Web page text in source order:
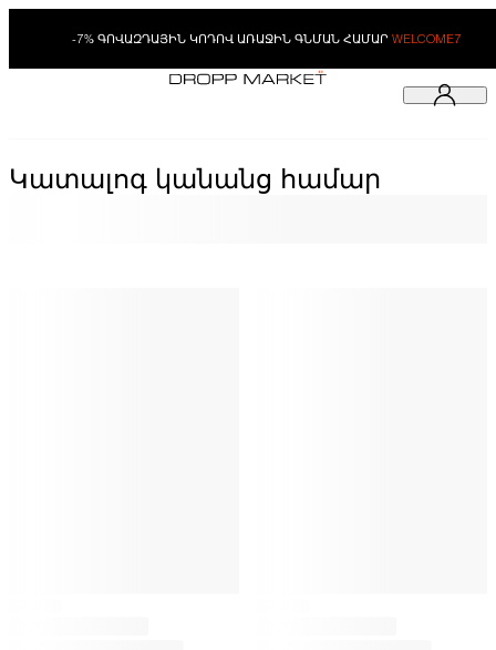
-7% ԳՈՎԱԶԴԱՅԻՆ ԿՈԴՈՎ ԱՌԱՋԻՆ ԳՆՄԱՆ ՀԱՄԱՐ WELCOME7
Կատալոգ կանանց համար